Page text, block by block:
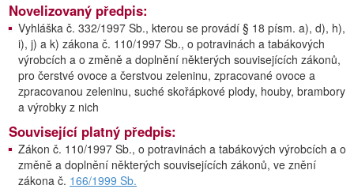
Novelizovaný předpis:
Vyhláška č. 332/1997 Sb., kterou se provádí § 18 písm. a), d), h),
i), j) a k) zákona č. 110/1997 Sb., o potravinách a tabákových
výrobcích a o změně a doplnění některých souvisejících zákonů,
pro čerstvé ovoce a čerstvou zeleninu, zpracované ovoce a
zpracovanou zeleninu, suché skořápkové plody, houby, brambory
a výrobky z nich
Související platný předpis:
Zákon č. 110/1997 Sb., o potravinách a tabákových výrobcích a o
změně a doplnění některých souvisejících zákonů, ve znění
zákona č. 166/1999 Sb.